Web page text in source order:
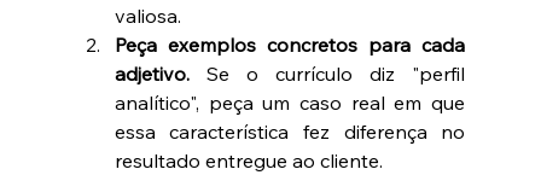
valiosa.
Peça exemplos concretos para cada
adjetivo. Se o currículo diz "perfil
analítico", peça um caso real em que
essa característica fez diferença no
resultado entregue ao cliente.